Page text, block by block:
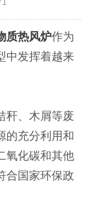
质热风炉作为
中发挥着越来
、木屑等废
的充分利用和
氧化碳和其他
合国家环保政